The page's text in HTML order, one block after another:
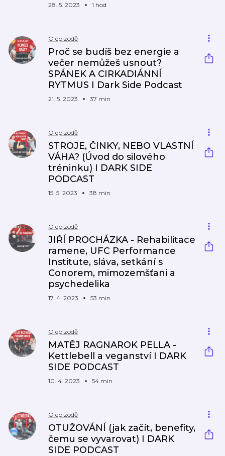
28. 5. 2023 1 hod
O epizodě
Proč se budíš bez energie a
večer nemůžeš usnout?
SPÁNEK A CIRKADIÁNNÍ
RYTMUS I Dark Side Podcast
21. 5. 2023 37 min
O epizodě
STROJE, ČINKY, NEBO VLASTNÍ
VÁHA? (Úvod do silového
tréninku) I DARK SIDE
PODCAST
15. 5. 2023 38 min
O epizodě
JIŘÍ PROCHÁZKA - Rehabilitace
ramene, UFC Performance
Institute, sláva, setkání s
Conorem, mimozemšťani a
psychedelika
17. 4. 2023 53 min
O epizodě
MATĚJ RAGNAROK PELLA -
Kettlebell a veganství I DARK
SIDE PODCAST
10. 4. 2023 54 min
O epizodě
OTUŽOVÁNÍ (jak začít, benefity,
čemu se vyvarovat) I DARK
SIDE PODCAST